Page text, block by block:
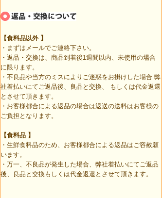
【食料品以外 】
・まずはメールでご連絡下さい。
・返品・交換は、商品到着後1週間以内、未使用の場合
に限ります。
・不良品や当方のミスによりご迷惑をお掛けした場合 弊
社着払いにてご返品後、良品と交換、 もしくは代金返還
とさせて頂きます。
・お客様都合による返品の場合は返送の送料はお客様の
ご負担となります。
【食料品 】
・生鮮食料品のため、お客様都合による返品はご容赦願
います。
・万一、不良品が発生した場合、弊社着払いにてご返品
後、良品と交換もしくは代金返還とさせて頂きます。